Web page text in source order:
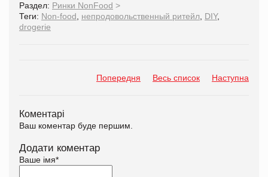
Раздел: Ринки NonFood >
Теги: Non-food непродовольственный ритейл DIY,
drogerie
Попередня Весь список Наступна
Коментарі
Ваш коментар буде першим.
Додати коментар
Ваше імя*